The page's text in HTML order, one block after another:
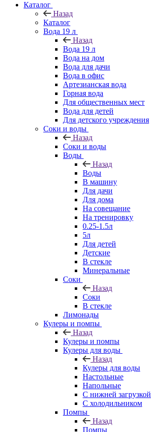
Каталог
Назад
Каталог
Вода 19 л
Назад
Вода 19 л
Вода на дом
Вода для дачи
Вода в офис
Артезианская вода
Горная вода
Для общественных мест
Вода для детей
Для детского учреждения
Соки и воды
Назад
Соки и воды
Воды
Назад
Воды
В машину
Для дачи
Для дома
На совещание
На тренировку
0.25-1.5л
5л
Для детей
Детские
В стекле
Минеральные
Соки
Назад
Соки
В стекле
Лимонады
Кулеры и помпы
Назад
Кулеры и помпы
Кулеры для воды
Назад
Кулеры для воды
Настольные
Напольные
С нижней загрузкой
С холодильником
Помпы
Назад
Помпы